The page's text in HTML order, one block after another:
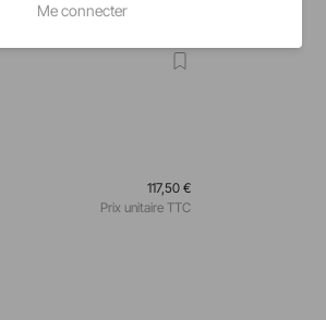
117,50 €
Prix unitaire TTC
Me connecter